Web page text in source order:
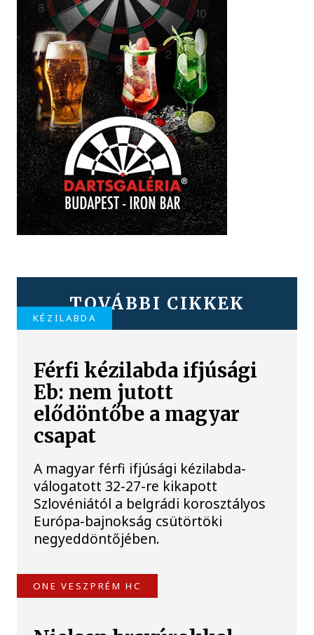
TOVÁBBI CIKKEK
KÉZILABDA
Férfi kézilabda ifjúsági
Eb: nem jutott
elődöntőbe a magyar
csapat
A magyar férfi ifjúsági kézilabda-
válogatott 32-27-re kikapott
Szlovéniától a belgrádi korosztályos
Európa-bajnokság csütörtöki
negyeddöntőjében.
ONE VESZPRÉM HC